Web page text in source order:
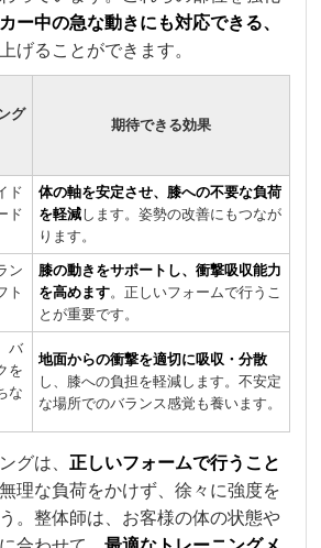
ー中の急な動きにも対応できる、
げることができます。
グ
期待できる効果
ド
ド
体の軸を安定させ、膝への不要な負荷
を軽減します。姿勢の改善にもつなが
ります。
ン
ト
膝の動きをサポートし、衝撃吸収能力
を高めます。正しいフォームで行うこ
とが重要です。
バ
を
な
地面からの衝撃を適切に吸収・分散
し、膝への負担を軽減します。不安定
な場所でのバランス感覚も養います。
グは、 正しいフォームで行うこと
理な負荷をかけず、徐々に強度を
。整体師は、お客様の体の状態や